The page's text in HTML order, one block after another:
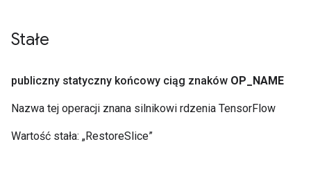
Stałe
publiczny statyczny końcowy ciąg znaków OP NAME
Nazwa tej operacji znana silnikowi rdzenia TensorFlow
Wartość stała: „RestoreSlice”